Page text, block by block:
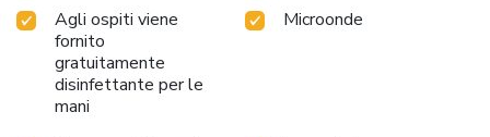
Agli ospiti viene
fornito
gratuitamente
disinfettante per le
mani
Microonde